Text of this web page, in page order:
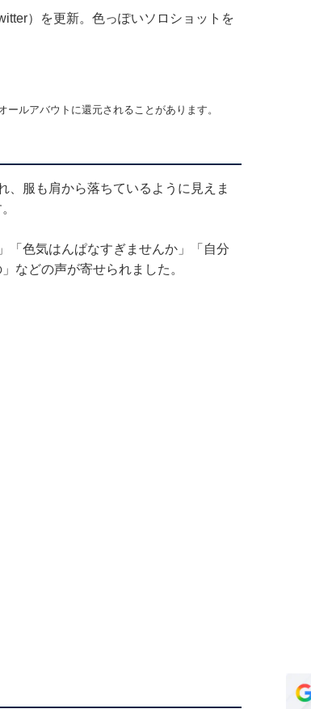
）を更新。色っぽいソロショットを
ルアバウトに還元されることがあります。
、服も肩から落ちているように見えま
「色気はんぱなすぎませんか」「自分
などの声が寄せられました。